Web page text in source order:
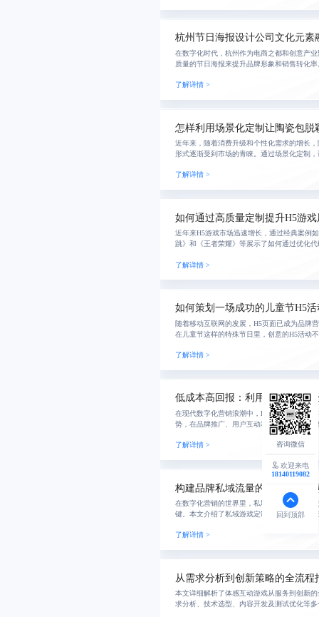
杭州节日海报设计公司文化元素
在数字化时代，杭州作为电商之都和创意产
质量的节日海报来提升品牌形象和销售转化
在激烈的
了解详情 >
怎样利用场景化定制让陶瓷包脱
近年来，随着消费升级和个性化需求的增长
形式逐渐受到市场的青睐。通过场景化定制
和市场竞
了解详情 >
如何通过高质量定制提升H5游
近年来H5游戏市场迅速增长，通过经典案例
跳》和《王者荣耀》等展示了如何通过优化
还提升
了解详情 >
如何策划一场成功的儿童节H5活
随着移动互联网的发展，H5页面已成为品牌
在儿童节这样的特殊节日里，创意的H5活动
感连接
了解详情 >
低成本高回报：利用H5游戏提
在现代数字化营销浪潮中，H5游戏因其低成
势，在品牌推广、用户互动和促销活动中展
利用H5游戏的独特特性，可以有效提升品牌
在竞
了解详情 >
构建品牌私域流量的游戏策略探
在数字化营销的世界里，私域流量的运营已
键。本文介绍了私域游戏定制的概念、应用
奖励机制等
了解详情 >
从需求分析到创新策略的全流程
本文详细解析了体感互动游戏从服务到创新
求分析、技术选型、内容开发及测试优化等
欢迎来电
18140119082
回到顶部